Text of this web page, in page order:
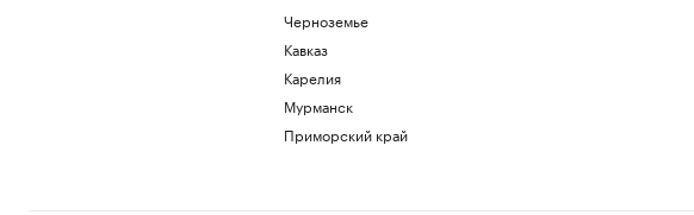
Черноземье
Кавказ
Карелия
Мурманск
Приморский край